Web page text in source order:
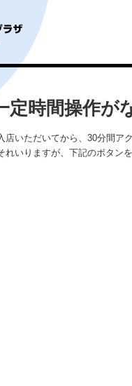
定時間操作が
店いただいてから、30分間ア
れいりますが、下記のボタン